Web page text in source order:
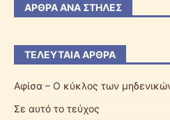
ΆΡΘΡΑ ΑΝΆ ΣΤΉΛΕΣ
ΤΕΛΕΥΤΑΊΑ ΆΡΘΡΑ
Αφίσα – Ο κύκλος των
Σε αυτό το τεύχος